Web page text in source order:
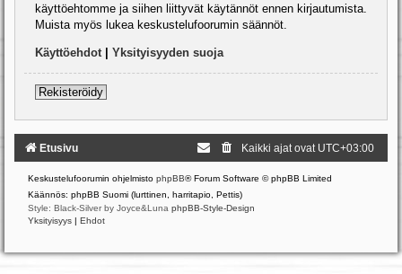
käyttöehtomme ja siihen liittyvät käytännöt ennen kirjautumista.
Muista myös lukea keskustelufoorumin säännöt.
Käyttöehdot Yksityisyyden suoja
Rekisteröidy
Etusivu Kaikki ajat ovat UTC+03:00
Keskustelufoorumin ohjelmisto phpBB® Forum Software © phpBB Limited
Käännös: phpBB Suomi (lurttinen, harritapio, Pettis)
Style: Black-Silver by Joyce&Luna phpBB-Style-Design
Yksityisyys | Ehdot